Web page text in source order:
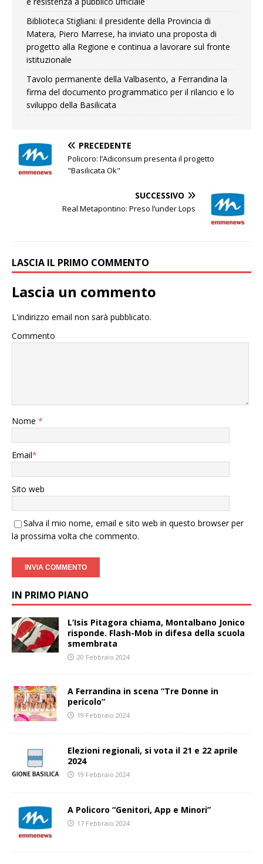
Biblioteca Stigliani: il presidente della Provincia di
Matera, Piero Marrese, ha inviato una proposta di
progetto alla Regione e continua a lavorare sul fronte
istituzionale
Tavolo permanente della Valbasento, a Ferrandina la
firma del documento programmatico per il rilancio e lo
sviluppo della Basilicata
PRECEDENTE
Policoro: l’Adiconsum presenta il progetto
"Basilicata Ok"
SUCCESSIVO
Real Metapontino: Preso l’under Lops
LASCIA IL PRIMO COMMENTO
Lascia un commento
L'indirizzo email non sarà pubblicato.
Commento
Nome *
Email*
Sito web
Salva il mio nome, email e sito web in questo browser per
la prossima volta che commento.
IN PRIMO PIANO
L’Isis Pitagora chiama, Montalbano Jonico
risponde. Flash-Mob in difesa della scuola
smembrata
20 Febbraio 2024
A Ferrandina in scena “Tre Donne in
pericolo”
19 Febbraio 2024
Elezioni regionali, si vota il 21 e 22 aprile
2024
19 Febbraio 2024
A Policoro “Genitori, App e Minori”
17 Febbraio 2024